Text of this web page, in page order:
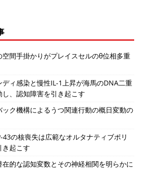
間手掛かりがプレイスセルのθ位相多重
ディ感染と慢性IL-1上昇が海馬のDNA二重
、認知障害を引き起こす
ク機構によるうつ関連行動の概日変動の
43の核喪失は広範なオルタナティブポリ
き起こす
的な認知変数とその神経相関を明らかに